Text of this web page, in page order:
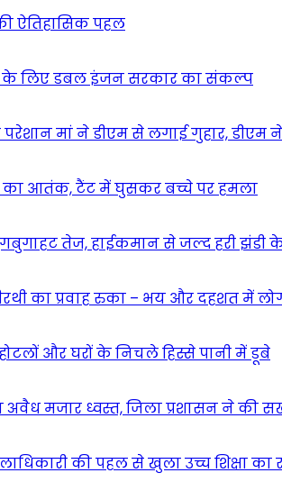
ऐतिहासिक पहल
के लिए डबल इंजन सरकार का संकल्प
मां ने डीएम से लगाई गुहार,
का आतंक, टैंट में घुसकर बच्चे पर हमला
तेज, हाईकमान से जल्द हरी झंडी
का प्रवाह रुका – भय और दहशत में
और घरों के निचले हिस्से पानी में डूबे
अवैध मजार ध्वस्त, जिला प्रशासन ने की
की पहल से खुला उच्च शिक्षा का